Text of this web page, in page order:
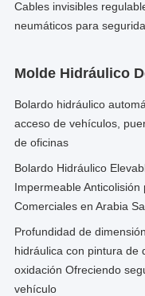
Cables invisibles
neumáticos para
Molde Hidráulico
Bolardo hidráulico
acceso de vehículos,
de oficinas
Bolardo Hidráulico
Impermeable
Comerciales en Arabia
Profundidad de
hidráulica con pintura de
oxidación Ofreciendo
vehículo